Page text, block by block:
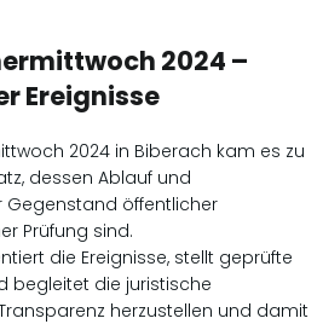
2024 –
Ereignisse
2024 in Biberach kam es zu
dessen Ablauf und
Gegenstand öffentlicher
Prüfung sind.
die Ereignisse, stellt geprüfte
begleitet die juristische
herzustellen und damit